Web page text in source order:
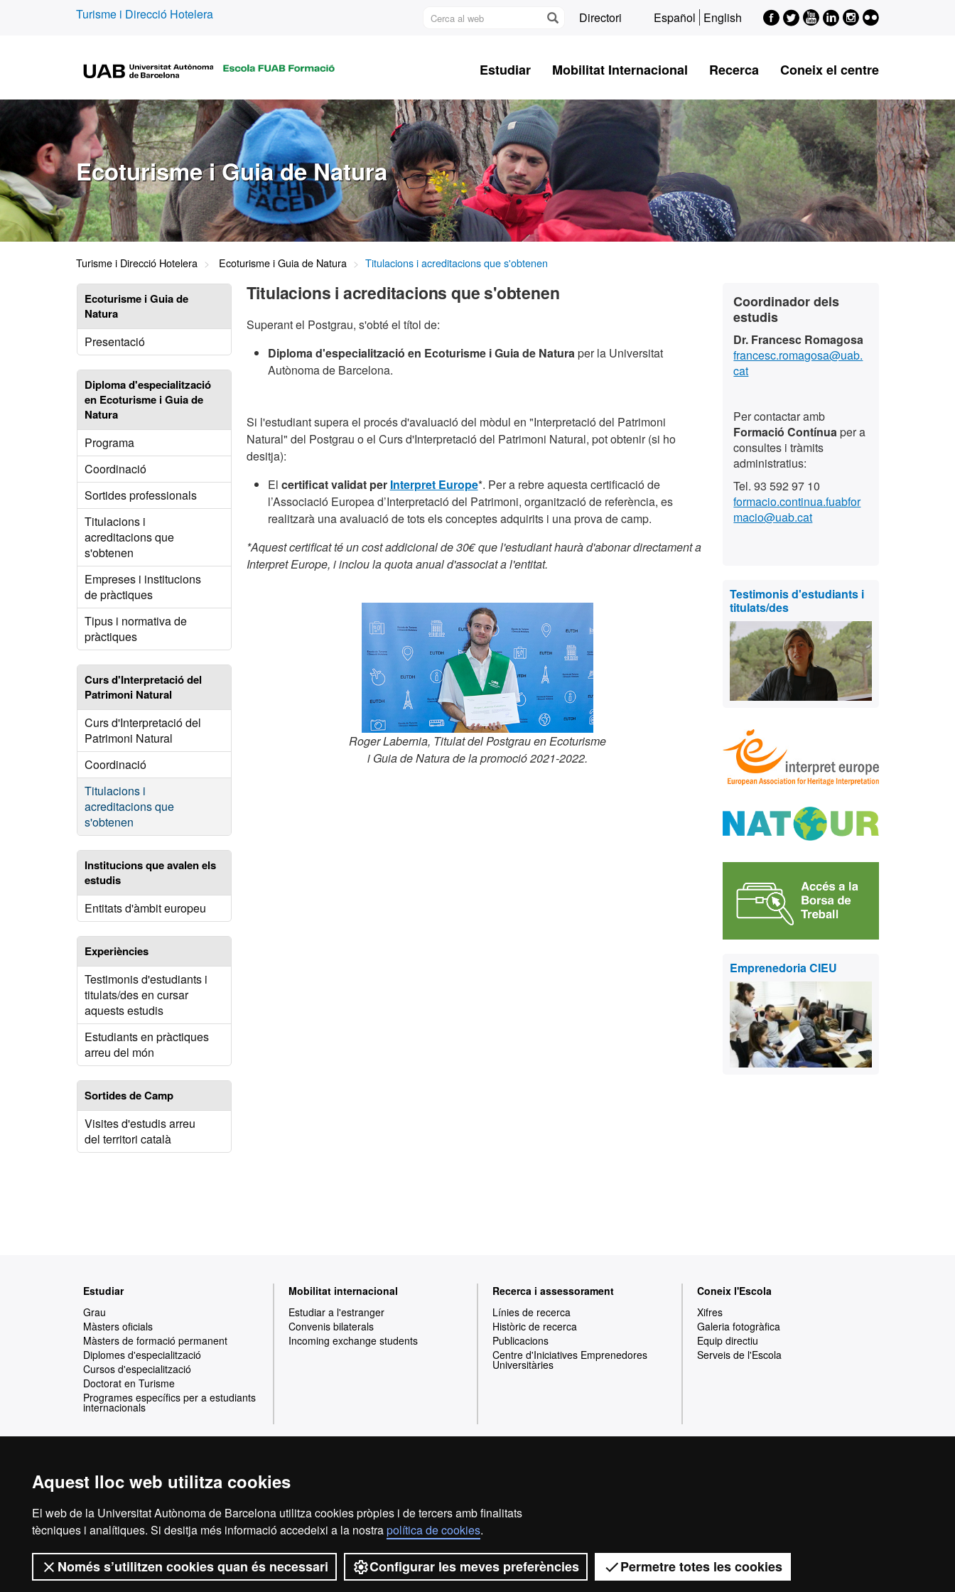
Aquest lloc web utilitza cookies
El web de la Universitat Autònoma de Barcelona utilitza cookies pròpies i de tercers amb finalitats
tècniques i analítiques. Si desitja més informació accedeixi a la nostrapolítica de cookies.
Només s’utilitzen cookies quan és necessari Configurar les meves preferències Permetre totes les cookies
Turisme i Direcció Hotelera
Cerca
Directori Español English Facebook
Twitter
Youtube
LinkedIn
Instagram
Flickr
B
Estudiar Mobilitat Internacional Recerca Coneix el centre
Ecoturisme i Guia de Natura
Turisme i Direcció Hotelera Ecoturisme i Guia de Natura Titulacions i acreditacions que s'obtenen
Ecoturisme i Guia de
Natura
Presentació
Diploma d'especialització
en Ecoturisme i Guia de
Natura
Programa
Coordinació
Sortides professionals
Titulacions i
acreditacions que
s'obtenen
Empreses i institucions
de pràctiques
Tipus i normativa de
pràctiques
Curs d'Interpretació del
Patrimoni Natural
Curs d'Interpretació del
Patrimoni Natural
Coordinació
Titulacions i
acreditacions que
s'obtenen
Institucions que avalen els
estudis
Entitats d'àmbit europeu
Experiències
Testimonis d'estudiants i
titulats/des en cursar
aquests estudis
Estudiants en pràctiques
arreu del món
Sortides de Camp
Visites d'estudis arreu
del territori català
Titulacions i acreditacions que s'obtenen
Superant el Postgrau, s'obté el títol de:
Diploma d'especialització en Ecoturisme i Guia de Naturaper la Universitat
Autònoma de Barcelona.
Si l'estudiant supera el procés d'avaluació del mòdul en "Interpretació del Patrimoni
Natural" del Postgrau o el Curs d'Interpretació del Patrimoni Natural, pot obtenir (si ho
desitja):
El certificat validat per Interpret Europe*. Per a rebre aquesta certificació de
l’Associació Europea d’Interpretació del Patrimoni, organització de referència, es
realitzarà una avaluació de tots els conceptes adquirits i una prova de camp.
*Aquest certificat té un cost addicional de 30€ que l'estudiant haurà d'abonar directament a
Interpret Europe, i inclou la quota anual d'associat a l'entitat.
Roger Labernia, Titulat del Postgrau en Ecoturisme
i Guia de Natura de la promoció 2021-2022.
Informació
complementària
Contacte
Coordinador dels
estudis
Dr. Francesc Romagosa
francesc.romagosa@uab.
cat
Per contactar amb
Formació Contínuaper a
consultes i tràmits
administratius:
Tel. 93 592 97 10
formacio.continua.fuabfor
macio@uab.cat
Testimonis d'estudiants i
titulats/des
Emprenedoria CIEU
Estudiar
Grau
Màsters oficials
Màsters de formació permanent
Diplomes d'especialització
Cursos d'especialització
Doctorat en Turisme
Programes específics per a estudiants
internacionals
Mobilitat internacional
Estudiar a l'estranger
Convenis bilaterals
Incoming exchange students
Recerca i assessorament
Línies de recerca
Històric de recerca
Publicacions
Centre d'Iniciatives Emprenedores
Universitàries
Coneix l'Escola
Xifres
Galeria fotogràfica
Equip directiu
Serveis de l'Escola
Reconeixement internacional de l'excel·lència
HR
Som una universitat capdavantera que imparteix una docència de qualitat, diversificada, multidisciplinària
i flexible, ajustada a les necessitats de la societat i adaptada als nous models de l'Europa del
recerca.
2026 Universitat Autònoma de Barcelona